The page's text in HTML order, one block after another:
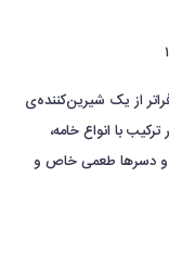
از یک شیرین‌کننده‌ی
با انواع خامه،
و دسرها طعمی خاص و